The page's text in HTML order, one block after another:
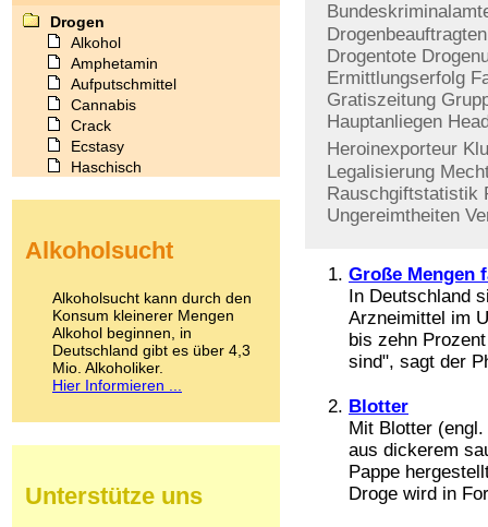
Drogenbeauftragten
Drogentote
Ermittlungserfolg
Gratiszeitung
Hauptanliegen
Heroinexporteur
Legalisierung
Rauschgiftstatistik
Ungereimtheiten
Große Mengen
In Deutschland
Arzneimittel im
bis zehn
sind", sagt der
Blotter
Mit Blotter
aus dickerem
Pappe
Droge wird in
Drogen
Alkohol
Amphetamin
Aufputschmittel
Cannabis
Crack
Ecstasy
Haschisch
Kokain
LSD
Marihuana
Medikamente
Meskalin
Metamphetamin
Methadon
Pilze
Alkoholsucht
Alkoholsucht kann durch den
Konsum kleinerer Mengen
Alkohol beginnen, in
Deutschland gibt es über 4,3
Mio. Alkoholiker.
Hier Informieren ...
Unterstütze uns